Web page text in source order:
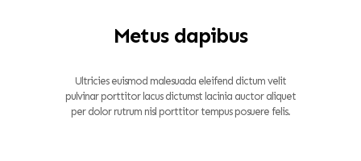
Metus dapibus
Ultricies euismod malesuada eleifend dictum velit
pulvinar porttitor lacus dictumst lacinia auctor aliquet
per dolor rutrum nisl porttitor tempus posuere felis.